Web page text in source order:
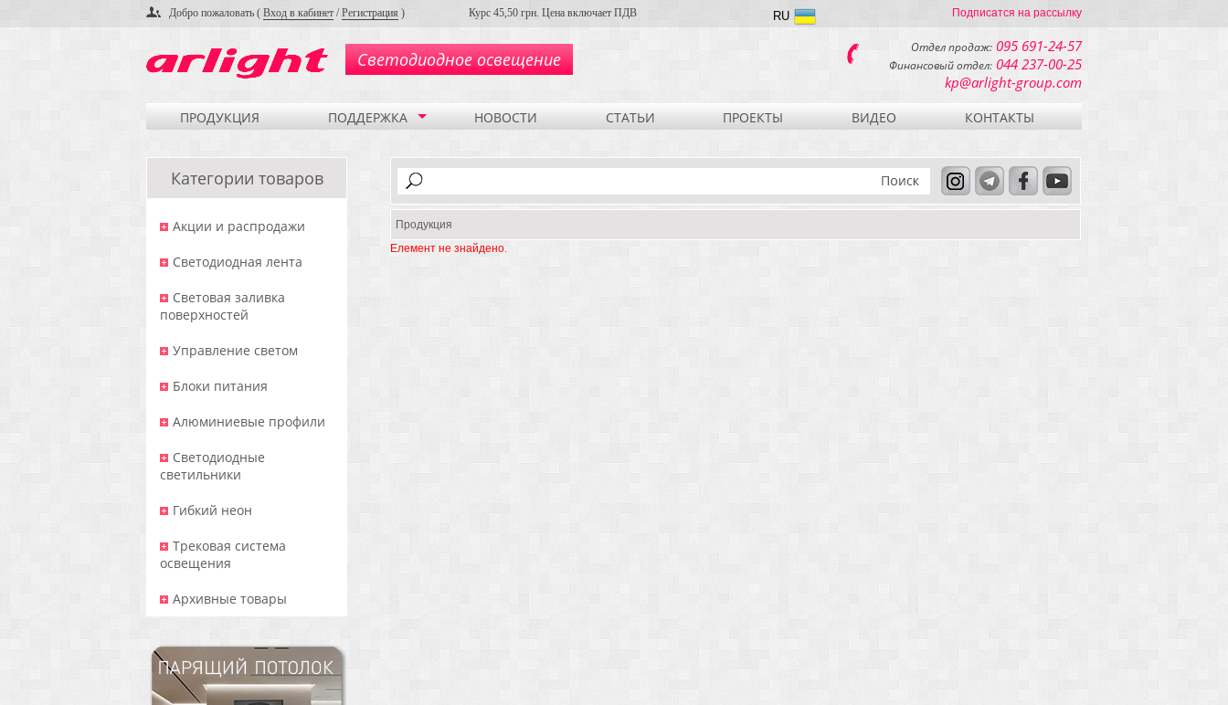
Добро пожаловать ( Вход в кабинет /Регистрация ) Курс 45,50 грн. Цена включает ПДВ Подписатся на рассылку
RU
Светодиодное освещение
Отдел продаж: 095 691-24-57
Финансовый отдел: 044 237-00-25
kp@arlight-group.com
ПРОДУКЦИЯ ПОДДЕРЖКА НОВОСТИ СТАТЬИ ПРОЕКТЫ ВИДЕО КОНТАКТЫ
Категории товаров
Акции и распродажи
Светодиодная лента
Световая заливка
поверхностей
Управление светом
Блоки питания
Алюминиевые профили
Светодиодные
светильники
Гибкий неон
Трековая система
освещения
Архивные товары
Продукция
Елемент не знайдено.